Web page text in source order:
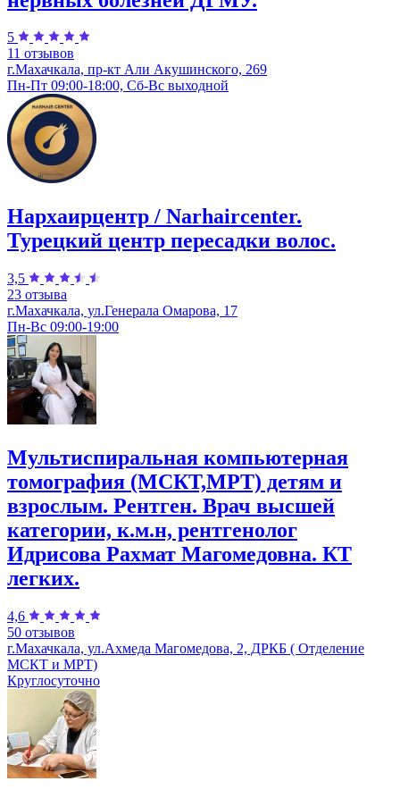
5
11 отзывов
г.Махачкала, пр-кт Али Акушинского, 269
Пн-Пт 09:00-18:00, Сб-Вс выходной
Нархаирцентр / Narhaircenter.
Турецкий центр пересадки волос.
3,5
23 отзыва
г.Махачкала, ул.Генерала Омарова, 17
Пн-Вс 09:00-19:00
Мультиспиральная компьютерная
томография (МСКТ,МРТ) детям и
взрослым. Рентген. Врач высшей
категории, к.м.н, рентгенолог
Идрисова Рахмат Магомедовна. КТ
легких.
4,6
50 отзывов
г.Махачкала, ул.Ахмеда Магомедова, 2, ДРКБ ( Отделение
МСКТ и МРТ)
Круглосуточно